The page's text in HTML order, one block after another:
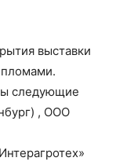
выставки
следующие
, ООО